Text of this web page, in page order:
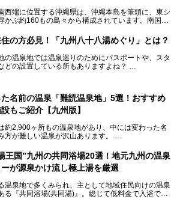
される存在。今回は貸切湯にスポットを当て、その
底解説します。
西端に位置する沖縄県は、沖縄本島を筆頭に、東シ
かぶ約160もの島々から構成されています。南国な
な自然、独自の歴史や文化など、多くの人を惹きつ
ない魅力あふれる観光県です。
縄県のスーパー銭湯には、ホテル併設などリゾート
楽しめる施設が多くあります。日帰りでも旅行気分
の方必見！「九州八十八湯めぐり」とは？
の温泉地では温泉巡りのためにパスポートや、スタ
どの設置している所もありますよね？
ぜひ参加してみたいスタンプラリーでしょう。
名前の温泉「難読温泉地」5選！おすすめ
もご紹介【九州版】
約2,900ヶ所もの温泉地があり、中には変わった名
方が難しい温泉が沢山あります。
本各地にある「難読温泉地」を、地域ごとにクイズ
紹介。第５回目(最終回)である今回は、九州地方の
地をピックアップしました。
めるか、ぜひチャレンジしてみて下さいね！
王国”九州の共同浴場20選！地元九州の温泉
が源泉かけ流し極上湯を厳選
温泉地で多くみられ、主として地域住民向けの温泉
る『共同浴場(共同湯)』。総じて低料金で入浴で